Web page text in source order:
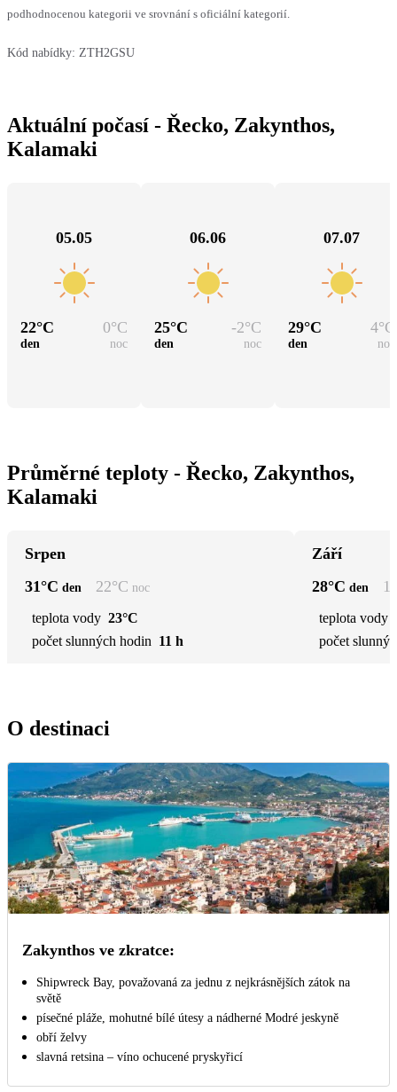
podhodnocenou kategorii ve srovnání s oficiální kategorií.
Kód nabídky: ZTH2GSU
Aktuální počasí - Řecko, Zakynthos,
Kalamaki
05.05
22°C 0°C
den noc
06.06
25°C -2°C
den noc
07.07
29°C 4°C
den noc
Průměrné teploty - Řecko, Zakynthos,
Kalamaki
Srpen
31°C den 22°C noc
teplota vody 23°C
počet slunných hodin 11 h
Září
28°C den
teplota vody
počet
O destinaci
Zakynthos ve zkratce:
Shipwreck Bay, považovaná za jednu z nejkrásnějších zátok na
světě
písečné pláže, mohutné bílé útesy a nádherné Modré jeskyně
obří želvy
slavná retsina – víno ochucené pryskyřicí